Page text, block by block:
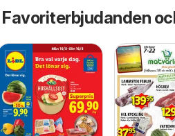
Favoriterbjudanden